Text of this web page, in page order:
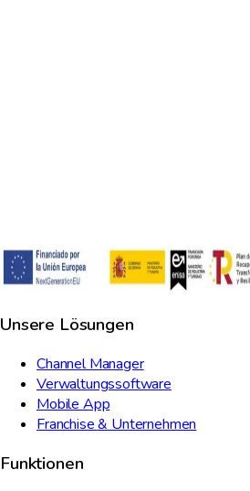
Unsere Lösungen
Channel Manager
Verwaltungssoftware
Mobile App
Franchise & Unternehmen
Funktionen